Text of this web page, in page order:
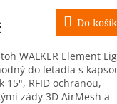
M
A
Do
WALKER Element
do letadla s
15", RFID ochranou,
zády 3D AirMesh a